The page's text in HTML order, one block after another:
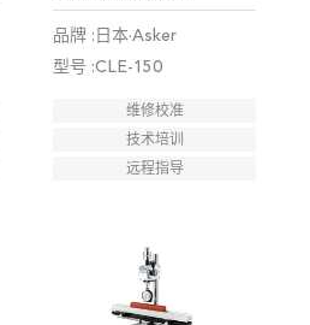
品牌 :日本·Asker
型号 :CLE-150
维修校准
技术培训
远程指导